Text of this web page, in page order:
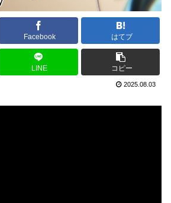
Facebook はてブ
LINE コピー
2025.08.03